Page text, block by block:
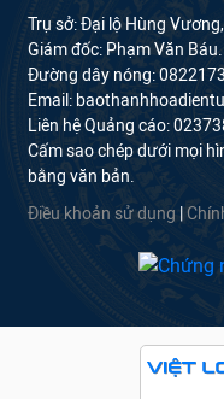
Trụ sở: Đại lộ Hùng
Giám đốc: Phạm Văn Báu.
Đường dây nóng:
Email:
Liên hệ Quảng cáo:
Cấm sao chép dưới mọi
bằng văn bản.
Điều khoản sử dụng